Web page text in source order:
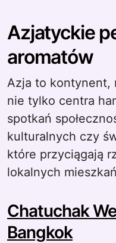
Azjatyckie
aromatów
Azja to kontynent,
nie tylko centra
spotkań
kulturalnych czy
które przyciągają
lokalnych
Chatuchak
Bangkok